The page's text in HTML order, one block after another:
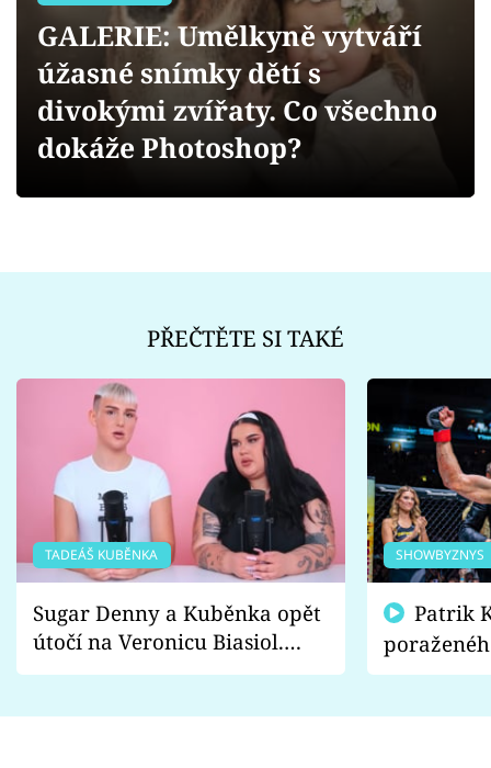
Videa
Sledujte prima+
GALERIE: Umělkyně vytváří
úžasné snímky dětí s
divokými zvířaty. Co všechno
dokáže Photoshop?
PŘEČTĚTE SI TAKÉ
TADEÁŠ KUBĚNKA
Sugar Denny a Kuběnka opět
útočí na Veronicu Biasiol.
Proč je podle nich falešná a
SHOWBYZNYS
fanoušci